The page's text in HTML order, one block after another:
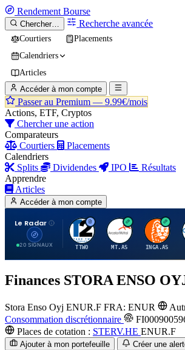
Rendement Bourse
Chercher… Recherche avancée
Courtiers
Placements
Calendriers
Articles
Accéder à mon compte
Passer au Premium — 9.99€/mois
Actions, ETF, Cryptos
Chercher une action
Comparateurs
Courtiers
Placements
Calendriers
Splits
Dividendes IPO
Résultats
Apprendre
Articles
Accéder à mon compte
Le Radar
20 SIGNAUX
T
TTWO
A
MT.AS
I
INGA.AS
Finances STORA ENSO
Stora Enso Oyj ENUR.F FRA: ENUR
Consommation discrétionnaire
Places de cotation : STERV.HE ENUR.F
Ajouter à mon portefeuille Créer une